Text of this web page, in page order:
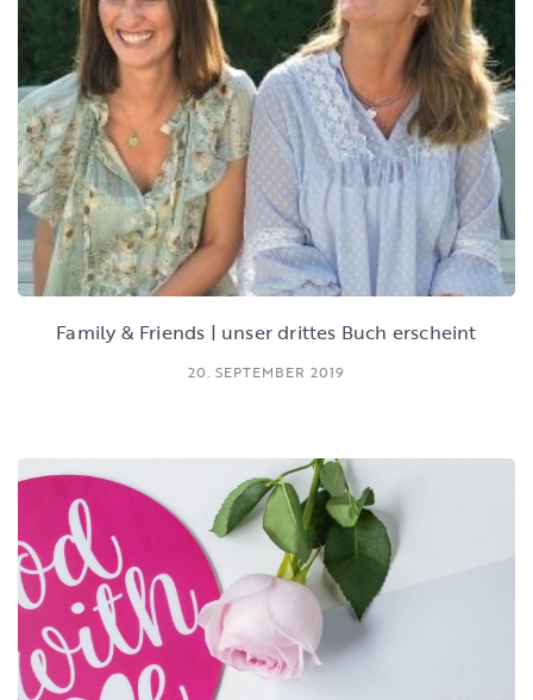
Family & Friends | unser drittes Buch erscheint
20. SEPTEMBER 2019